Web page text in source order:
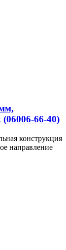
66-40)
конструкция
направление